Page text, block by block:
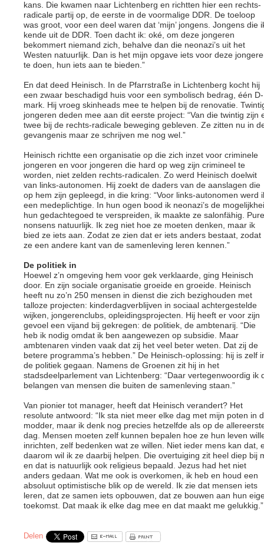
kans. Die kwamen naar Lichtenberg en richtten hier een rechts-
radicale partij op, de eerste in de voormalige DDR. De toeloop
was groot, voor een deel waren dat ‘mijn’ jongens. Jongens die
kende uit de DDR. Toen dacht ik: oké, om deze jongeren
bekommert niemand zich, behalve dan die neonazi’s uit het
Westen natuurlijk. Dan is het mijn opgave iets voor deze
te doen, hun iets aan te bieden.”
En dat deed Heinisch. In de Pfarrstraße in Lichtenberg kocht hij
een zwaar beschadigd huis voor een symbolisch bedrag, één D-
mark. Hij vroeg skinheads mee te helpen bij de renovatie.
jongeren deden mee aan dit eerste project: “Van die twintig zijn
twee bij de rechts-radicale beweging gebleven. Ze zitten nu in
gevangenis maar ze schrijven me nog wel.”
Heinisch richtte een organisatie op die zich inzet voor criminele
jongeren en voor jongeren die hard op weg zijn crimineel te
worden, niet zelden rechts-radicalen. Zo werd Heinisch doelwit
van links-autonomen. Hij zoekt de daders van de aanslagen die
op hem zijn gepleegd, in die kring: “Voor links-autonomen werd
een medeplichtige. In hun ogen bood ik neonazi’s de
hun gedachtegoed te verspreiden, ik maakte ze salonfähig. Pure
nonsens natuurlijk. Ik zeg niet hoe ze moeten denken, maar ik
bied ze iets aan. Zodat ze zien dat er iets anders bestaat, zodat
ze een andere kant van de samenleving leren kennen.”
De politiek in
Hoewel z’n omgeving hem voor gek verklaarde, ging Heinisch
door. En zijn sociale organisatie groeide en groeide. Heinisch
heeft nu zo’n 250 mensen in dienst die zich bezighouden met
talloze projecten: kinderdagverblijven in sociaal achtergestelde
wijken, jongerenclubs, opleidingsprojecten. Hij heeft er voor zijn
gevoel een vijand bij gekregen: de politiek, de ambtenarij. “Die
heb ik nodig omdat ik ben aangewezen op subsidie. Maar
ambtenaren vinden vaak dat zij het veel beter weten. Dat zij de
betere programma’s hebben.” De Heinisch-oplossing: hij is zelf
de politiek gegaan. Namens de Groenen zit hij in het
stadsdeelparlement van Lichtenberg: “Daar vertegenwoordig ik
belangen van mensen die buiten de samenleving staan.”
Van pionier tot manager, heeft dat Heinisch verandert? Het
resolute antwoord: “Ik sta niet meer elke dag met mijn poten in
modder, maar ik denk nog precies hetzelfde als op de
dag. Mensen moeten zelf kunnen bepalen hoe ze hun leven
inrichten, zelf bedenken wat ze willen. Niet ieder mens kan dat,
daarom wil ik ze daarbij helpen. Die overtuiging zit heel diep bij
en dat is natuurlijk ook religieus bepaald. Jezus had het niet
anders gedaan. Wat me ook is overkomen, ik heb en houd een
absoluut optimistische blik op de wereld. Ik zie dat mensen iets
leren, dat ze samen iets opbouwen, dat ze bouwen aan hun
toekomst. Dat maak ik elke dag mee en dat maakt me gelukkig.”
Delen